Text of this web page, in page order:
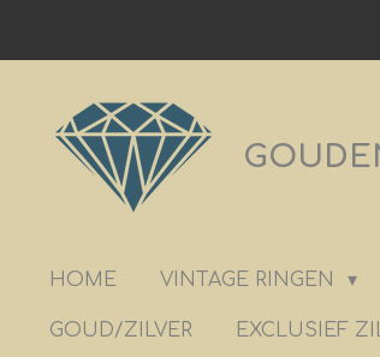
hoofdinhoud
HOME VINTAGE RINGEN
GOUD/ZILVER EXCLUSIEF